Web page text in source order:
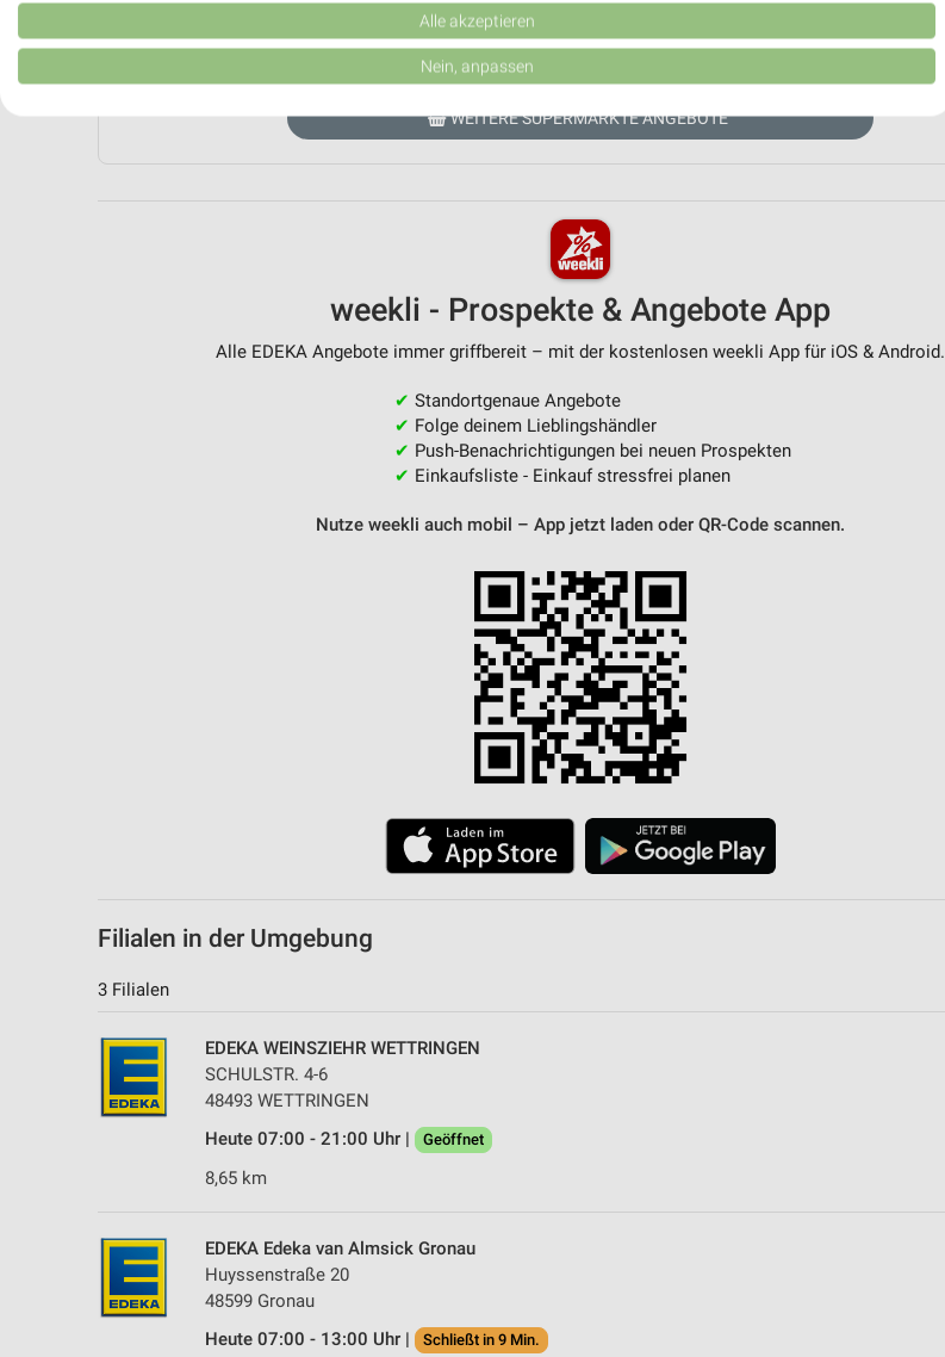
AKTUELLER PROSPEKT
WEITERE SUPERMÄRKTE ANGEBOTE
weekli - Prospekte & Angebote App
Alle EDEKA Angebote immer griffbereit – mit der kostenlosen weekli App für iOS & Android.
✔ Standortgenaue Angebote
✔ Folge deinem Lieblingshändler
✔ Push-Benachrichtigungen bei neuen Prospekten
✔ Einkaufsliste - Einkauf stressfrei planen
Nutze weekli auch mobil – App jetzt laden oder QR-Code scannen.
Filialen in der Umgebung
3 Filialen
EDEKA WEINSZIEHR WETTRINGEN
SCHULSTR. 4-6
48493 WETTRINGEN
Heute 07:00 - 21:00 Uhr |
Geöffnet
8,65 km
EDEKA Edeka van Almsick Gronau
Huyssenstraße 20
48599 Gronau
Heute 07:00 - 13:00 Uhr |
Schließt in 9 Min.
Verwendung reduzierter Daten zur Auswahl von Werbeanzeigen
Erstellung von Profilen für personalisierte Werbung
Messung der Performance von Inhalten
Analyse von Zielgruppen durch Statistiken oder Kombinationen von Daten aus verschiedenen
Verwendung reduzierter Daten zur Auswahl von Inhalten
Geräte anhand von aktiv angeforderten Informationen identifizieren
Alle akzeptieren
Nein, anpassen